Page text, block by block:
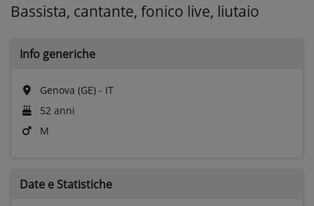
Bassista, cantante, fonico live, liutaio
Info generiche
Genova (GE) - IT
52 anni
M
Date e Statistiche